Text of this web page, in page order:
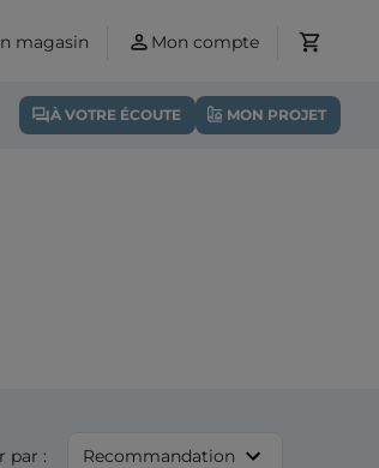
magasin Mon compte
À VOTRE ÉCOUTE MON PROJET
par : Recommandation